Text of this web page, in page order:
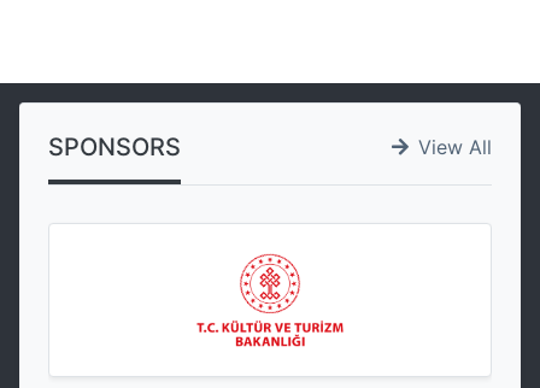
View All
SPONSORS